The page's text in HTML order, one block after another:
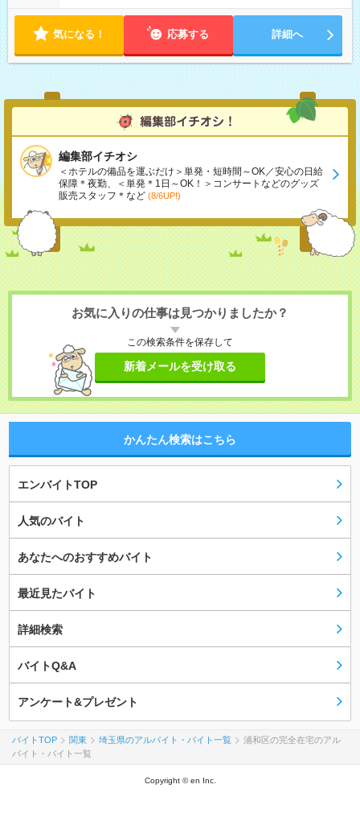
気になる！ 応募する 詳細へ
編集部イチオシ
＜ホテルの備品を運ぶだけ＞単発・短時間～OK／安心の日給
保障＊夜勤、＜単発＊1日～OK！＞コンサートなどのグッズ
販売スタッフ＊など (8/6UP!)
お気に入りの仕事は見つかりましたか？
この検索条件を保存して
新着メールを受け取る
かんたん検索はこちら
エンバイトTOP
人気のバイト
あなたへのおすすめバイト
最近見たバイト
詳細検索
バイトQ&A
アンケート&プレゼント
バイトTOP 関東 埼玉県のアルバイト・バイト一覧
浦和区の完全在宅のアル
バイト・バイト一覧
Copyright © en Inc.